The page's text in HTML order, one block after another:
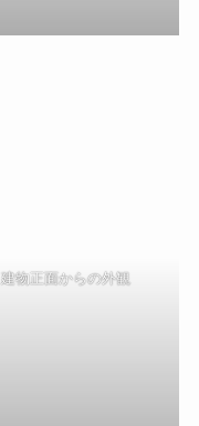
建物正面からの外観